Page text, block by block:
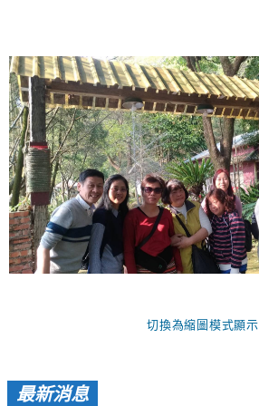
特會信息
每週經句
見證分享
聚會小組
兒童主日學
兒童主日學活動影音
大社青小組
切換為縮圖模式顯示
最新消息